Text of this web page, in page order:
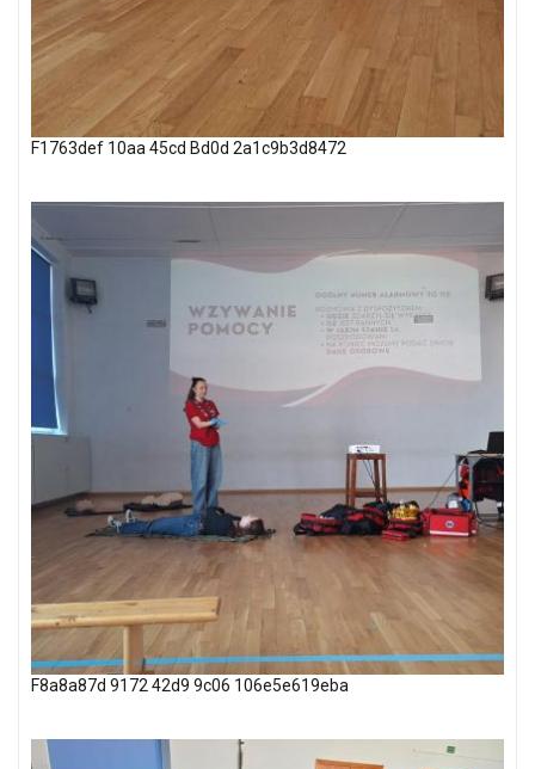
F1763def 10aa 45cd Bd0d 2a1c9b3d8472
F8a8a87d 9172 42d9 9c06 106e5e619eba